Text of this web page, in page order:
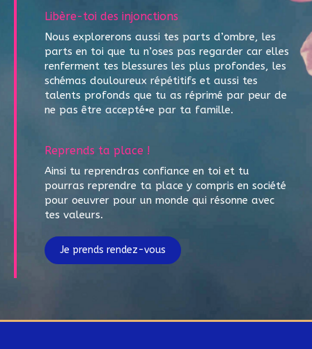
Libère-toi des injonctions
Nous explorerons aussi tes parts d’ombre, les
parts en toi que tu n’oses pas regarder car elles
renferment tes blessures les plus profondes, les
schémas douloureux répétitifs et aussi tes
talents profonds que tu as réprimé par peur de
ne pas être accepté•e par ta famille.
Reprends ta place !
Ainsi tu reprendras confiance en toi et tu
pourras reprendre ta place y compris en société
pour oeuvrer pour un monde qui résonne avec
tes valeurs.
Je prends rendez-vous